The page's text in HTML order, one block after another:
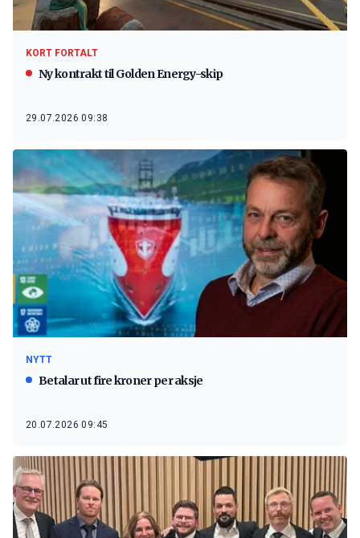
KORT FORTALT
Ny kontrakt til Golden Energy-skip
29.07.2026 09:38
NYTT
Betalar ut fire kroner per aksje
20.07.2026 09:45